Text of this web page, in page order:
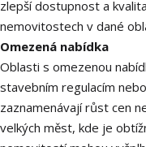
zlepší dostupnost a
nemovitostech v dané
Omezená nabídka
Oblasti s omezenou
stavebním regulacím
zaznamenávají růst cen
velkých měst, kde je